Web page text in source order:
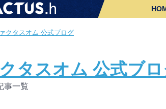
クタスオム 公式ブログ
タスオム 公式ブ
事一覧